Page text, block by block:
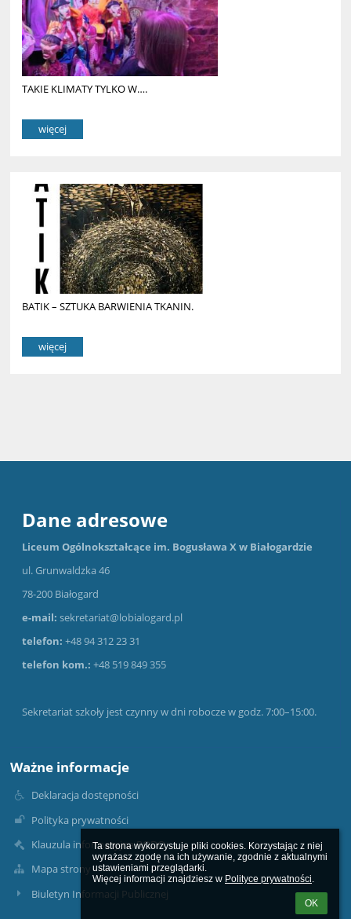
Ta strona wykorzystuje pliki cookies. Korzystając z niej
wyrażasz zgodę na ich używanie, zgodnie z aktualnymi
ustawieniami przeglądarki.
Więcej informacji znajdziesz w Polityce prywatności.
OK
TAKIE KLIMATY TYLKO W….
więcej
BATIK – SZTUKA BARWIENIA TKANIN.
więcej
Dane adresowe
Liceum Ogólnokształcące im. Bogusława X w Białogardzie
ul. Grunwaldzka 46
78-200 Białogard
e-mail: sekretariat@lobialogard.pl
telefon: +48 94 312 23 31
telefon kom.:+48 519 849 355
Sekretariat szkoły jest czynny w dni robocze w godz. 7:00–15:00.
Ważne informacje
Deklaracja dostępności
Polityka prywatności
Klauzula informacyjna RODO
Mapa strony
Biuletyn Informacji Publicznej